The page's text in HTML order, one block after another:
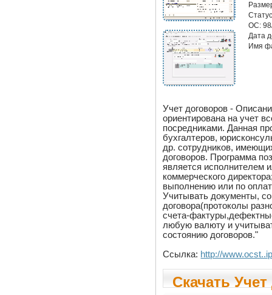
ОС:
Дата
Имя
Учет договоров -
ориентирована на учет
посредниками. Данная
бухгалтеров,
др. сотрудников,
договоров. Программа
является исполнителем
коммерческого
выполнению или по
Учитывать документы,
договора(протоколы
счета-
любую валюту и
состоянию договоров."
Ссылка: http://
Скачать